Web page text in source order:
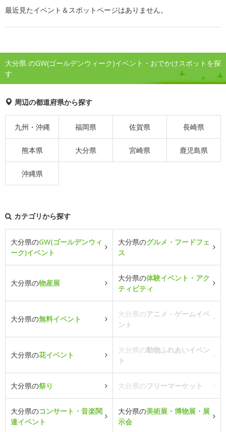
最近見たイベント＆スポットページはありません。
大分県 のGW(ゴールデンウィーク)イベント・おでかけスポットを探
す
周辺の都道府県から探す
九州・沖縄 福岡県 佐賀県 長崎県
熊本県 大分県 宮崎県 鹿児島県
沖縄県
カテゴリから探す
大分県のGW(ゴールデンウィ
ーク)イベント
大分県のグルメ・フードフェ
ス
大分県の物産展
大分県の体験イベント・アク
ティビティ
大分県の無料イベント
大分県のアニメ・ゲームイベ
ント
大分県の花イベント
大分県の動物ふれあいイベン
ト
大分県の祭り 大分県のフリーマーケット
大分県のコンサート・音楽関
連イベント
大分県の美術展・博物展・展
示会